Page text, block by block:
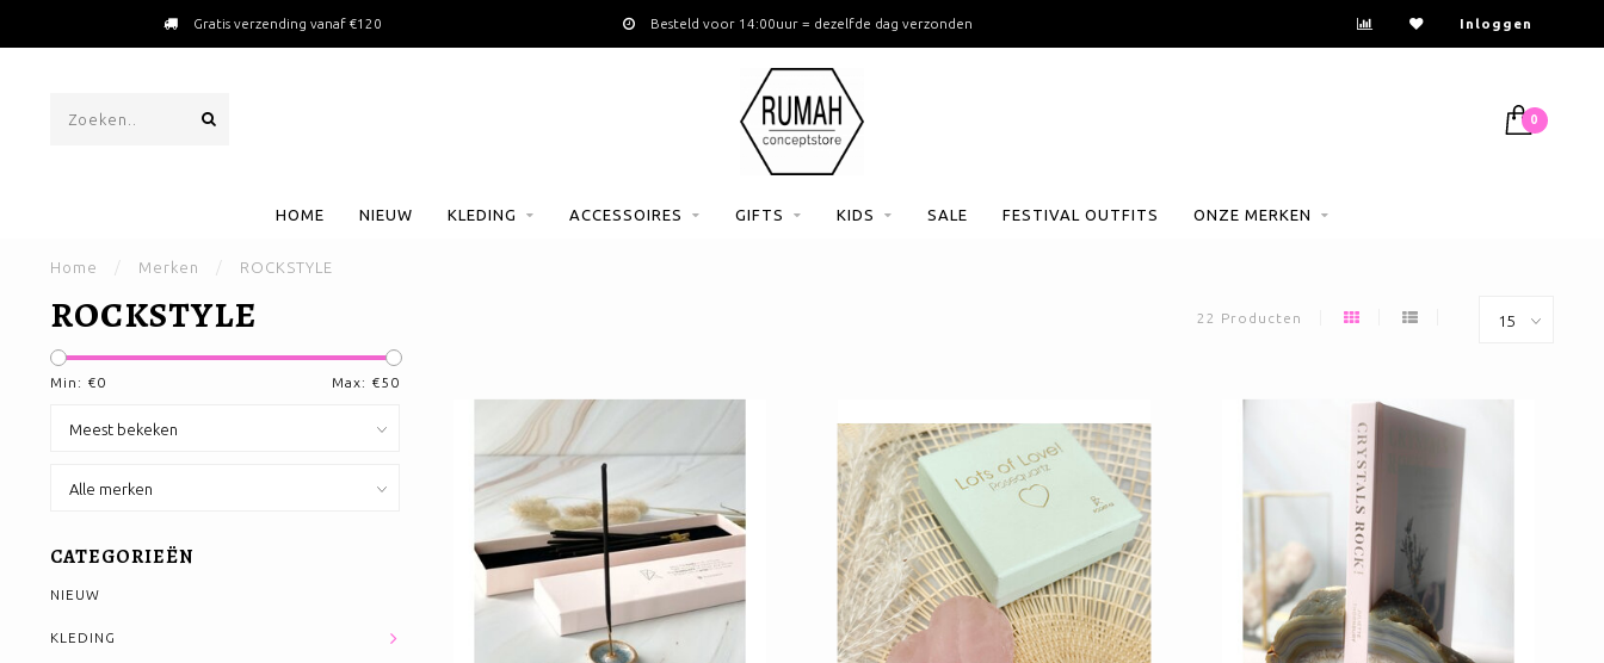
Gratis verzending vanaf €120 Besteld voor 14:00uur = dezelfde dag verzonden Inloggen
0
HOME NIEUW KLEDING ACCESSOIRES GIFTS KIDS SALE FESTIVAL OUTFITS ONZE MERKEN
Home / Merken / ROCKSTYLE
ROCKSTYLE 22 Producten
Min: €0 Max: €50
CATEGORIEËN
NIEUW
KLEDING